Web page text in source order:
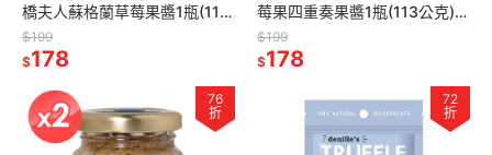
橋夫人蘇格蘭草莓果醬1瓶(113
公克) 無防腐劑/無麩質/英國原
瓶原裝
$199
$178
莓果四重奏果醬1瓶(113公克)
無防腐劑/無麩質/英國原瓶原裝
$199
$178
76
折
72
折